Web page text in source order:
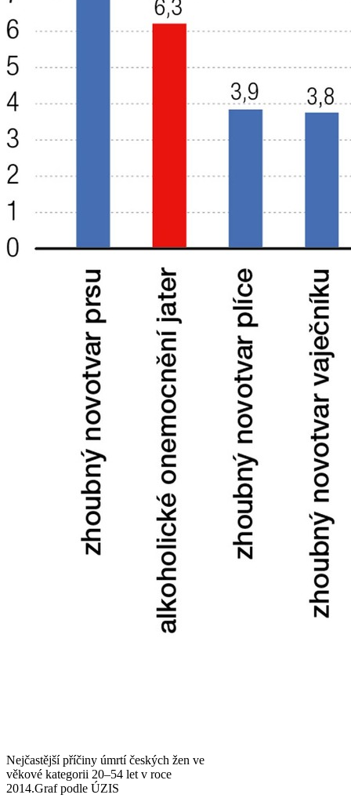
Nejčastější příčiny úmrtí českých žen ve
věkové kategorii 20–54 let v roce
2014.Graf podle ÚZIS